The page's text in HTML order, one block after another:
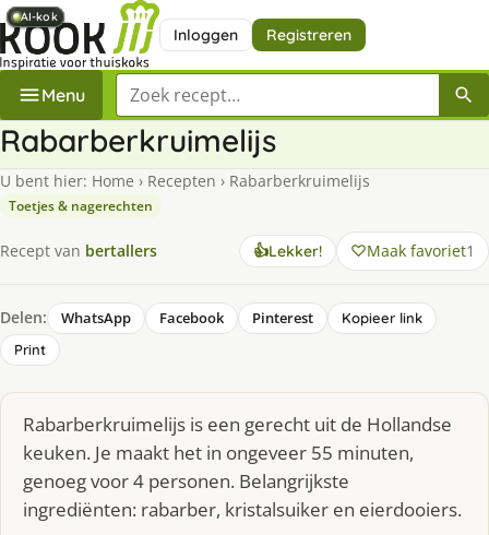
Inloggen Registreren
Menu Zoek een recept
Rabarberkruimelijs
U bent hier: Home › Recepten › Rabarberkruimelijs
Toetjes & nagerechten
Recept van bertallers 👍Lekker! Maak favoriet1
Delen: WhatsApp Facebook Pinterest
Kopieer link
Print
Rabarberkruimelijs is een gerecht uit de Hollandse
keuken. Je maakt het in ongeveer 55 minuten,
genoeg voor 4 personen. Belangrijkste
ingrediënten: rabarber, kristalsuiker en eierdooiers.
AI-kok
AI-kok
AI-kok
AI-kok
AI-kok